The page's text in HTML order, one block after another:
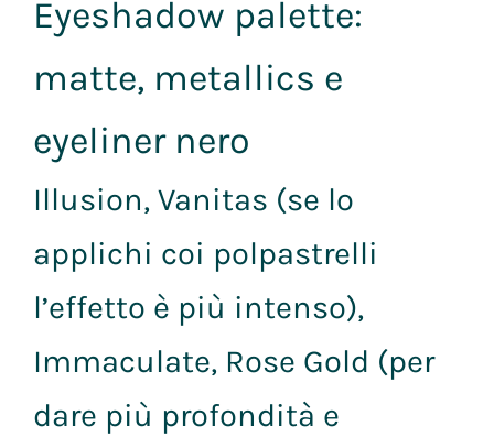
Eyeshadow palette:
matte, metallics e
eyeliner nero
Illusion, Vanitas (se lo
applichi coi polpastrelli
l’effetto è più intenso),
Immaculate, Rose Gold (per
dare più profondità e